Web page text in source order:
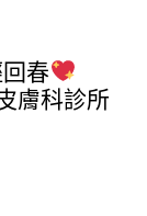
春
膚科診所